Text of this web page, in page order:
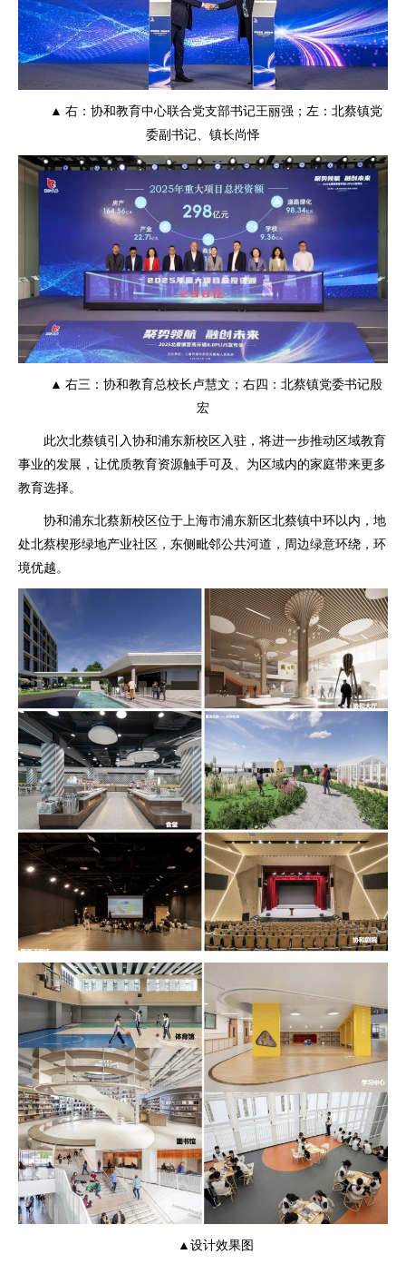
▲ 右：协和教育中心联合党支部书记王丽强；左：北蔡镇党
委副书记、镇长尚怿
▲ 右三：协和教育总校长卢慧文；右四：北蔡镇党委书记殷
宏
此次北蔡镇引入协和浦东新校区入驻，将进一步推动区域教育
事业的发展，让优质教育资源触手可及、为区域内的家庭带来更多
教育选择。
协和浦东北蔡新校区位于上海市浦东新区北蔡镇中环以内，地
处北蔡楔形绿地产业社区，东侧毗邻公共河道，周边绿意环绕，环
境优越。
▲设计效果图